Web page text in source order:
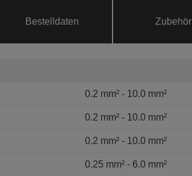
Bestelldaten Zubehör
0.2 mm² - 10.0 mm²
0.2 mm² - 10.0 mm²
0.2 mm² - 10.0 mm²
0.25 mm² - 6.0 mm²